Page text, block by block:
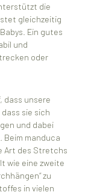
die
gleichzeitig
Ein gutes
und
oder
dass unsere
sie sich
und dabei
manduca
Art des Stretchs
wie eine zweite
zu
in vielen